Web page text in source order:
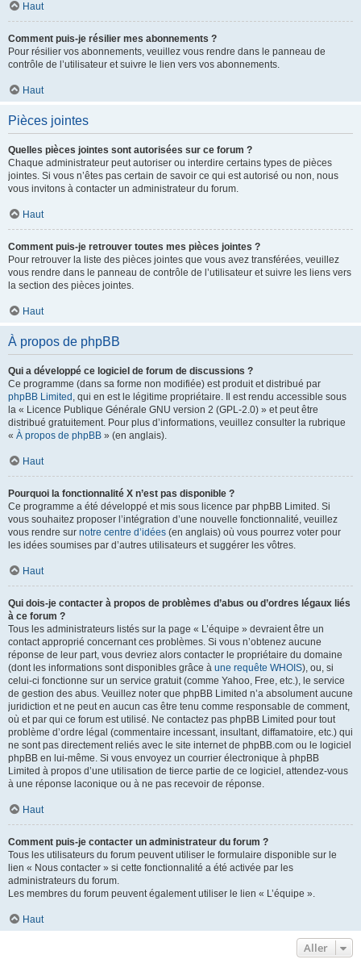
Haut
Comment puis-je résilier mes abonnements ?
Pour résilier vos abonnements, veuillez vous rendre dans le panneau de
contrôle de l’utilisateur et suivre le lien vers vos abonnements.
Haut
Pièces jointes
Quelles pièces jointes sont autorisées sur ce forum ?
Chaque administrateur peut autoriser ou interdire certains types de pièces
jointes. Si vous n’êtes pas certain de savoir ce qui est autorisé ou non, nous
vous invitons à contacter un administrateur du forum.
Haut
Comment puis-je retrouver toutes mes pièces jointes ?
Pour retrouver la liste des pièces jointes que vous avez transférées, veuillez
vous rendre dans le panneau de contrôle de l’utilisateur et suivre les liens vers
la section des pièces jointes.
Haut
À propos de phpBB
Qui a développé ce logiciel de forum de discussions ?
Ce programme (dans sa forme non modifiée) est produit et distribué par
phpBB Limited , qui en est le légitime propriétaire. Il est rendu accessible sous
la « Licence Publique Générale GNU version 2 (GPL-2.0) » et peut être
distribué gratuitement. Pour plus d’informations, veuillez consulter la rubrique
« À propos de phpBB » (en anglais).
Haut
Pourquoi la fonctionnalité X n’est pas disponible ?
Ce programme a été développé et mis sous licence par phpBB Limited. Si
vous souhaitez proposer l’intégration d’une nouvelle fonctionnalité, veuillez
vous rendre sur notre centre d’idées (en anglais) où vous pourrez voter pour
les idées soumises par d’autres utilisateurs et suggérer les vôtres.
Haut
Qui dois-je contacter à propos de problèmes d’abus ou d’ordres légaux liés
à ce forum ?
Tous les administrateurs listés sur la page « L’équipe » devraient être un
contact approprié concernant ces problèmes. Si vous n’obtenez aucune
réponse de leur part, vous devriez alors contacter le propriétaire du domaine
(dont les informations sont disponibles grâce à une requête WHOIS), ou, si
celui-ci fonctionne sur un service gratuit (comme Yahoo, Free, etc.), le service
de gestion des abus. Veuillez noter que phpBB Limited n’a absolument aucune
juridiction et ne peut en aucun cas être tenu comme responsable de comment,
où et par qui ce forum est utilisé. Ne contactez pas phpBB Limited pour tout
problème d’ordre légal (commentaire incessant, insultant, diffamatoire, etc.) qui
ne sont pas directement reliés avec le site internet de phpBB.com ou le logiciel
phpBB en lui-même. Si vous envoyez un courrier électronique à phpBB
Limited à propos d’une utilisation de tierce partie de ce logiciel, attendez-vous
à une réponse laconique ou à ne pas recevoir de réponse.
Haut
Comment puis-je contacter un administrateur du forum ?
Tous les utilisateurs du forum peuvent utiliser le formulaire disponible sur le
lien « Nous contacter » si cette fonctionnalité a été activée par les
administrateurs du forum.
Les membres du forum peuvent également utiliser le lien « L’équipe ».
Haut
Aller